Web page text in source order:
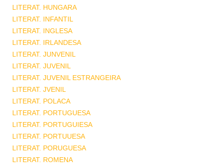
LITERAT. HUNGARA
LITERAT. INFANTIL
LITERAT. INGLESA
LITERAT. IRLANDESA
LITERAT. JUNVENIL
LITERAT. JUVENIL
LITERAT. JUVENIL ESTRANGEIRA
LITERAT. JVENIL
LITERAT. POLACA
LITERAT. PORTUGUESA
LITERAT. PORTUGUIESA
LITERAT. PORTUUESA
LITERAT. PORUGUESA
LITERAT. ROMENA